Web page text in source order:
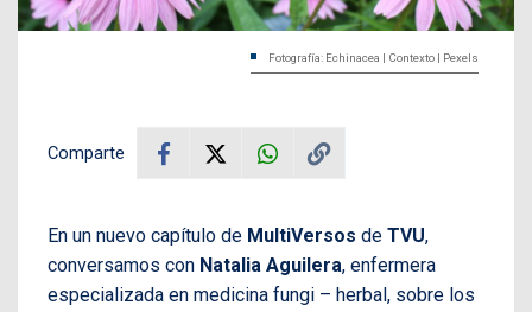
Fotografía: Echinacea | Contexto | Pexels
Comparte
En un nuevo capítulo de MultiVersos de TVU,
conversamos con Natalia Aguilera, enfermera
especializada en medicina fungi – herbal, sobre los